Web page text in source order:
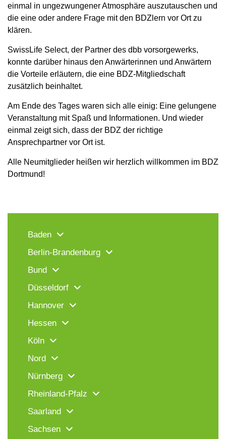
einmal in ungezwungener Atmosphäre auszutauschen und
die eine oder andere Frage mit den BDZlern vor Ort zu
klären.
SwissLife Select, der Partner des dbb vorsorgewerks,
konnte darüber hinaus den Anwärterinnen und Anwärtern
die Vorteile erläutern, die eine BDZ-Mitgliedschaft
zusätzlich beinhaltet.
Am Ende des Tages waren sich alle einig: Eine gelungene
Veranstaltung mit Spaß und Informationen. Und wieder
einmal zeigt sich, dass der BDZ der richtige
Ansprechpartner vor Ort ist.
Alle Neumitglieder heißen wir herzlich willkommen im BDZ
Dortmund!
Baden
Berlin-Brandenburg
Bund
Düsseldorf
Hannover
Hessen
Köln
Nord
Nürnberg
Rheinland-Pfalz
Saarland
Sachsen